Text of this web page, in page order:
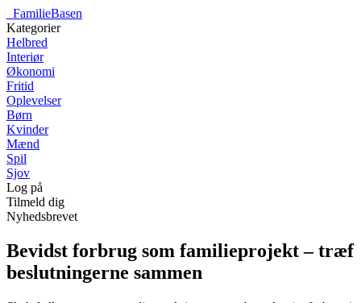
FamilieBasen
Kategorier
Helbred
Interiør
Økonomi
Fritid
Oplevelser
Børn
Kvinder
Mænd
Spil
Sjov
Log på
Tilmeld dig
Nyhedsbrevet
Bevidst forbrug som familieprojekt – træf
beslutningerne sammen